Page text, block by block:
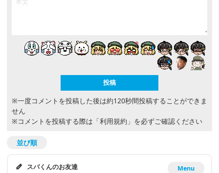
※一度コメントを投稿した後は約120秒間投稿することができま
せん
※コメントを投稿する際は 「利用規約」 を必ずご確認ください
並び順
Menu
スパくんのお友達